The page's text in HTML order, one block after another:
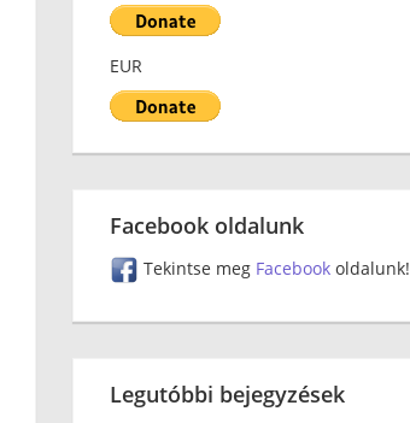
EUR
Facebook oldalunk
Tekintse meg Facebook oldalunk!
Legutóbbi bejegyzések